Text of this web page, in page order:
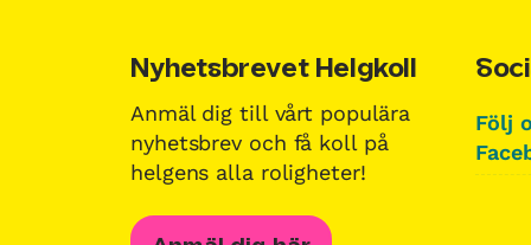
Nyhetsbrevet Helgkoll
Anmäl dig till vårt populära
nyhetsbrev och få koll på
helgens alla roligheter!
Följ